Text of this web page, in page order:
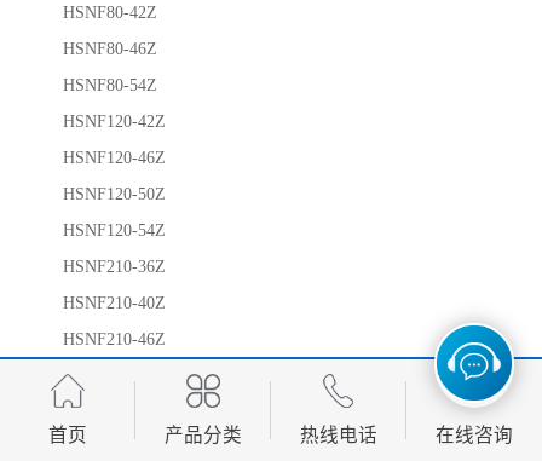
HSNF80-42Z
HSNF80-46Z
HSNF80-54Z
HSNF120-42Z
HSNF120-46Z
HSNF120-50Z
HSNF120-54Z
HSNF210-36Z
HSNF210-40Z
HSNF210-46Z
HSNF210-50Z
HSNF210-54Z
首页 产品分类 热线电话 在线咨询